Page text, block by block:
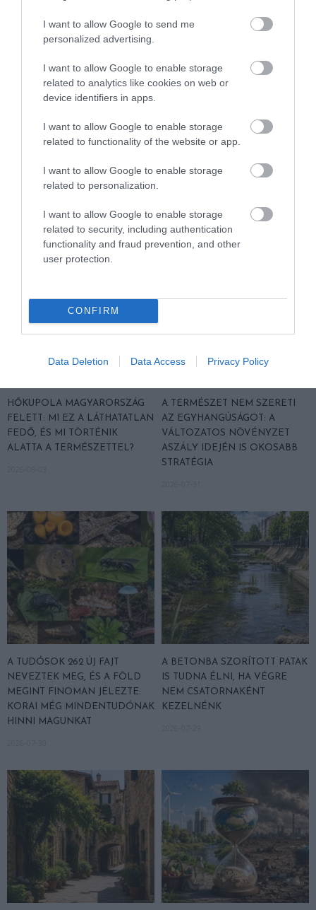
I want to allow Google to send me
personalized advertising.
I want to allow Google to enable storage
related to analytics like cookies on web or
device identifiers in apps.
I want to allow Google to enable storage
related to functionality of the website or app.
I want to allow Google to enable storage
related to personalization.
I want to allow Google to enable storage
related to security, including authentication
functionality and fraud prevention, and other
user protection.
CONFIRM
Data Deletion Data Access Privacy Policy
SÖRFŐZDÉBE, A BENCÉS
APÁTSÁG HABOS OLDALÁRA
2026-08-04
SZOMJAZIK: LÉGKÖRI ASZÁLY
2026-08-04
HŐKUPOLA MAGYARORSZÁG
FELETT: MI EZ A LÁTHATATLAN
FEDŐ, ÉS MI TÖRTÉNIK
ALATTA A TERMÉSZETTEL?
A TERMÉSZET NEM SZERETI
AZ EGYHANGÚSÁGOT: A
VÁLTOZATOS NÖVÉNYZET
ASZÁLY IDEJÉN IS OKOSABB
STRATÉGIA
A TUDÓSOK 262 ÚJ FAJT
NEVEZTEK MEG, ÉS A FÖLD
MEGINT FINOMAN JELEZTE:
KORAI MÉG MINDENTUDÓNAK
HINNI MAGUNKAT
A BETONBA SZORÍTOTT PATAK
IS TUDNA ÉLNI, HA VÉGRE
NEM CSATORNAKÉNT
KEZELNÉNK